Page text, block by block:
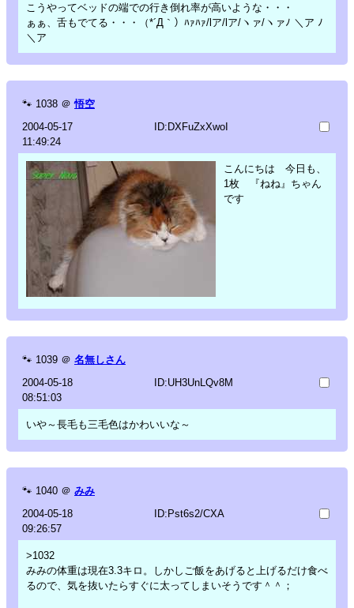
こうやってベッドの端での行き倒れ率が高いような・・・
ぁぁ、舌もでてる・・・（*´Д｀）ﾊｧﾊｧ/lア/lア/ヽァ/ヽァﾉ ＼ア ﾉ
＼ア
🐾 1038 ＠ 悟空
2004-05-17
11:49:24
ID:DXFuZxXwoI
こんにちは 今日も、
1枚 『ねね』ちゃん
です
🐾 1039 ＠ 名無しさん
2004-05-18
08:51:03
ID:UH3UnLQv8M
いや～長毛も三毛色はかわいいな～
🐾 1040 ＠ みみ
2004-05-18
09:26:57
ID:Pst6s2/CXA
>1032
みみの体重は現在3.3キロ。しかしご飯をあげると上げるだけ食べ
るので、気を抜いたらすぐに太ってしまいそうです＾＾；